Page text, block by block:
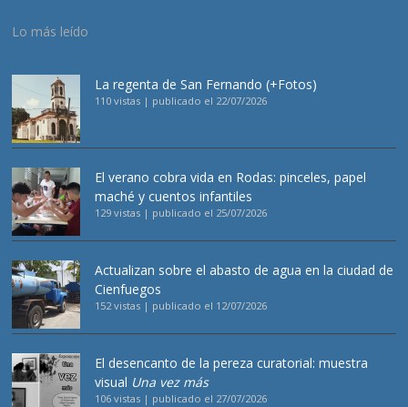
Lo más leído
La regenta de San Fernando (+Fotos)
110 vistas | publicado el 22/07/2026
El verano cobra vida en Rodas: pinceles, papel
maché y cuentos infantiles
129 vistas | publicado el 25/07/2026
Actualizan sobre el abasto de agua en la ciudad de
Cienfuegos
152 vistas | publicado el 12/07/2026
El desencanto de la pereza curatorial: muestra
visual Una vez más
106 vistas | publicado el 27/07/2026